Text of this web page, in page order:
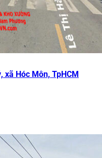
xã Hóc Môn, TpHCM